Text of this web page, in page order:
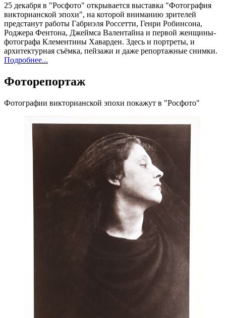
25 декабря в "Росфото" открывается выставка "Фотография
викторианской эпохи", на которой вниманию зрителей
предстанут работы Габриэля Россетти, Генри Робинсона,
Роджера Фентона, Джеймса Валентайна и первой женщины-
фотографа Клементины Хаварден. Здесь и портреты, и
архитектурная съёмка, пейзажи и даже репортажные снимки.
Подробнее...
Фоторепортаж
Фотографии викторианской эпохи покажут в "Росфото"